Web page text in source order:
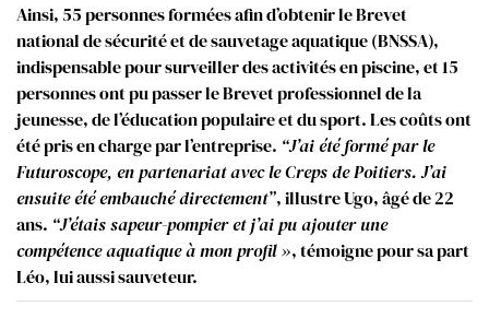
Ainsi, 55 personnes formées afin d’obtenir le Brevet
national de sécurité et de sauvetage aquatique (BNSSA),
indispensable pour surveiller des activités en piscine, et 15
personnes ont pu passer le Brevet professionnel de la
jeunesse, de l’éducation populaire et du sport. Les coûts ont
été pris en charge par l’entreprise. “J’ai été formé par le
Futuroscope, en partenariat avec le Creps de Poitiers. J’ai
ensuite été embauché directement”, illustre Ugo, âgé de 22
ans. “J’étais sapeur-pompier et j’ai pu ajouter une
compétence aquatique à mon profil », témoigne pour sa part
Léo, lui aussi sauveteur.